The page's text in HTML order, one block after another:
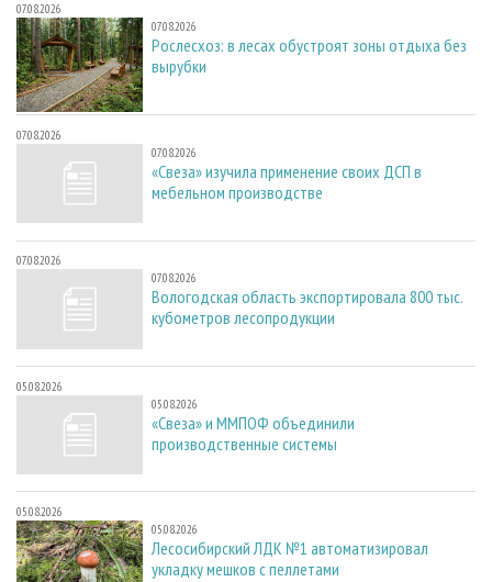
07.08.2026
07.08.2026
Рослесхоз: в лесах обустроят зоны отдыха без
вырубки
07.08.2026
07.08.2026
«Свеза» изучила применение своих ДСП в
мебельном производстве
07.08.2026
07.08.2026
Вологодская область экспортировала 800 тыс.
кубометров лесопродукции
05.08.2026
05.08.2026
«Свеза» и ММПОФ объединили
производственные системы
05.08.2026
05.08.2026
Лесосибирский ЛДК №1 автоматизировал
укладку мешков с пеллетами